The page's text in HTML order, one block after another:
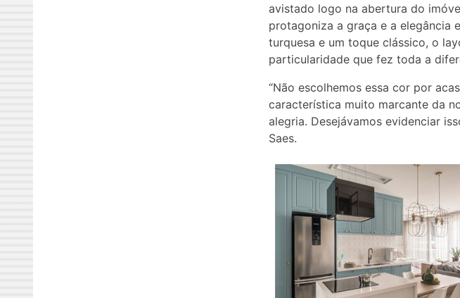
avistado logo na abertura do
protagoniza a graça e a elegância
turquesa e um toque clássico, o
particularidade que fez toda a
“Não escolhemos essa cor por
característica muito marcante da
alegria. Desejávamos evidenciar
Saes.